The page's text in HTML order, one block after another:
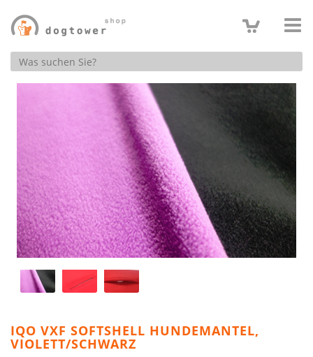
Produktsuche
IQO VXF SOFTSHELL HUNDEMANTEL,
VIOLETT/SCHWARZ